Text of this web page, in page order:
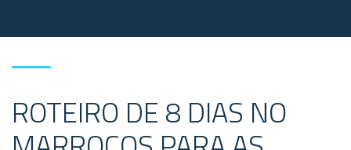
ROTEIRO DE 8 DIAS NO